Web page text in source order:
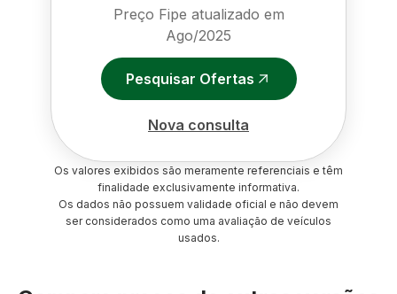
Preço Fipe atualizado em
Ago/2025
Pesquisar Ofertas
Nova consulta
Os valores exibidos são meramente referenciais e têm
finalidade exclusivamente informativa.
Os dados não possuem validade oficial e não devem
ser considerados como uma avaliação de veículos
usados.